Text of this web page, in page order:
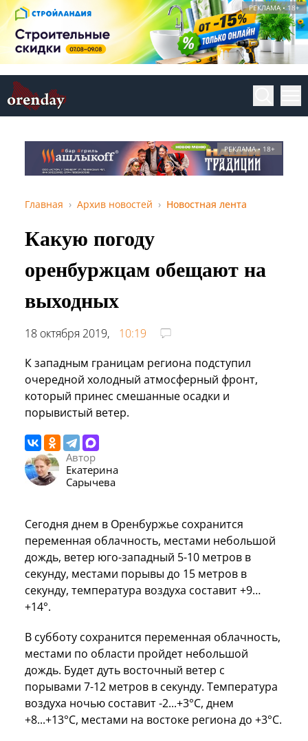
РЕКЛАМА • 18+
РЕКЛАМА • 18+
Главная Архив новостей Новостная лента
Какую погоду
оренбуржцам обещают на
выходных
18 октября 2019,
10:19
К западным границам региона подступил
очередной холодный атмосферный фронт,
который принес смешанные осадки и
порывистый ветер.
Автор
Екатерина
Сарычева
Сегодня днем в Оренбуржье сохранится
переменная облачность, местами небольшой
дождь, ветер юго-западный 5-10 метров в
секунду, местами порывы до 15 метров в
секунду, температура воздуха составит +9…
+14°.
В субботу сохранится переменная облачность,
местами по области пройдет небольшой
дождь. Будет дуть восточный ветер с
порывами 7-12 метров в секунду. Температура
воздуха ночью составит -2...+3°C, днем
+8...+13°C, местами на востоке региона до +3°C.